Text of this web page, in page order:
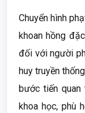
Chuyển hình
khoan hồng
đối với người
huy truyền
bước tiến quan
khoa học, phù